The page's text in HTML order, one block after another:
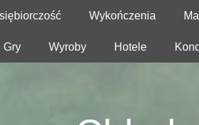
Wykończenia
Gry Wyroby Hotele